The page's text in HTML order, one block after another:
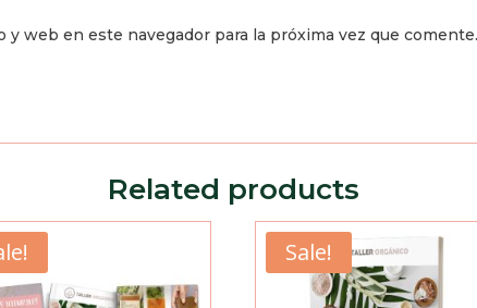
web en este navegador para la próxima vez que
Related products
Sale!